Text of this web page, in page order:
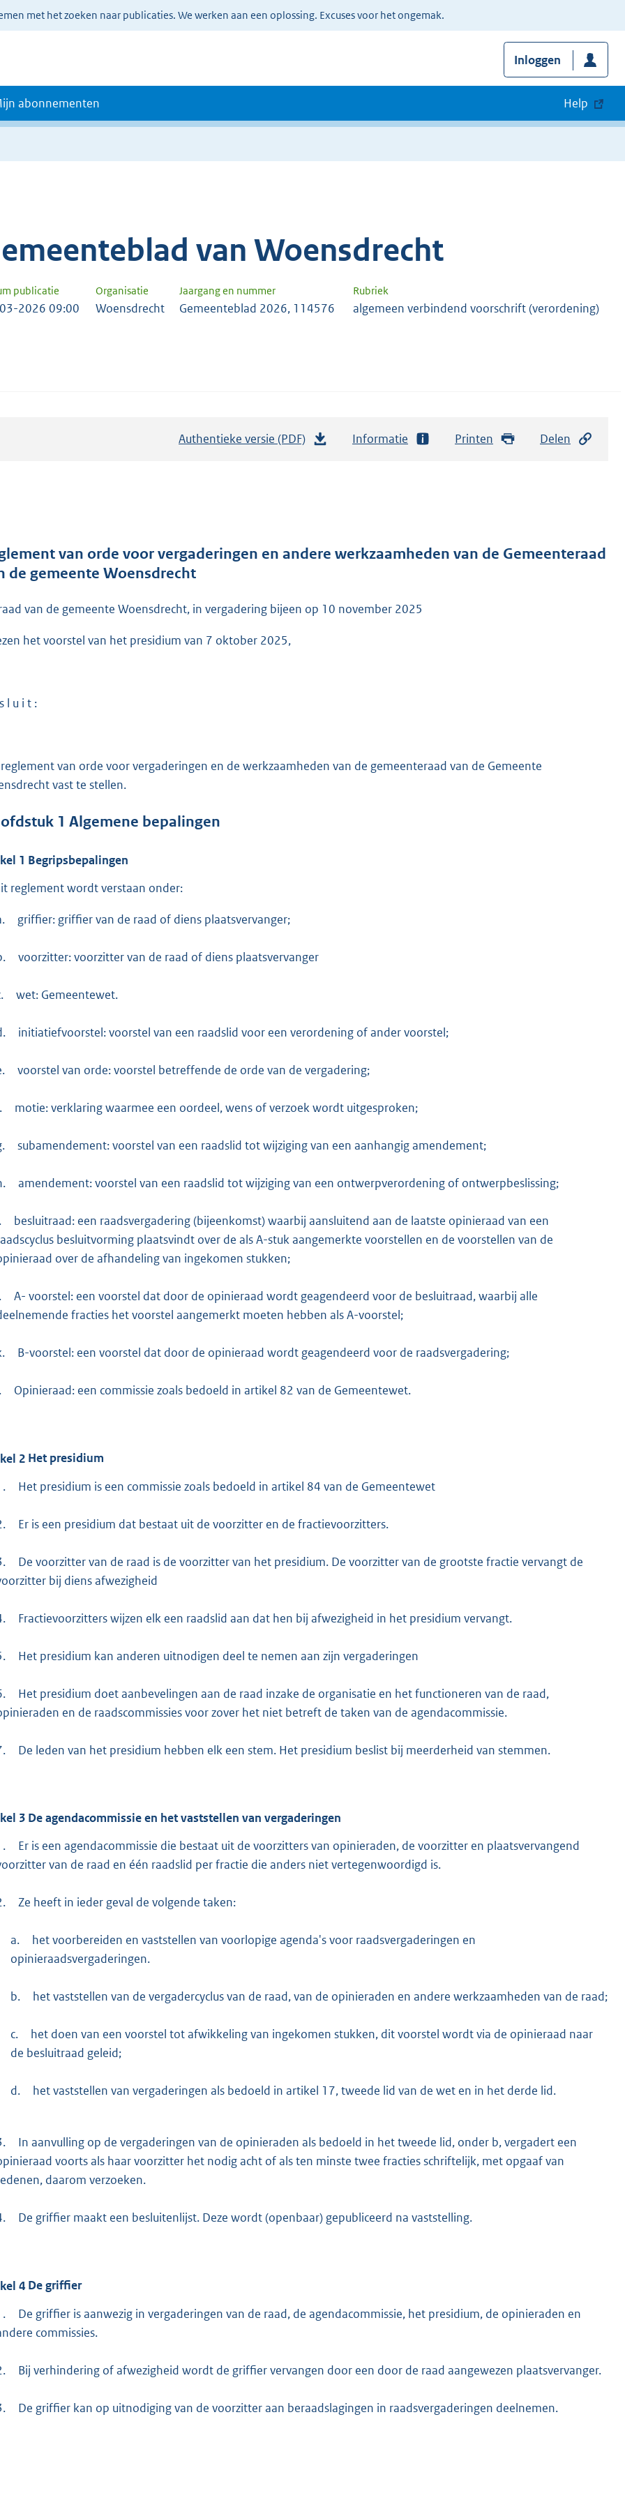
met het zoeken naar publicaties. We werken aan een oplossing. Excuses voor het ongemak.
Inloggen
abonnementen Help
van Woensdrecht
publicatie Organisatie Jaargang en nummer Rubriek
2026 09:00 Woensdrecht Gemeenteblad 2026, 114576 algemeen verbindend voorschrift (verordening)
Authentieke versie (PDF)
d
r
Informatie Printen Delen
van orde voor vergaderingen en andere werkzaamheden van de Gemeenteraad
de gemeente Woensdrecht
van de gemeente Woensdrecht, in vergadering bijeen op 10 november 2025
het voorstel van het presidium van 7 oktober 2025,
l u i t :
van orde voor vergaderingen en de werkzaamheden van de gemeenteraad van de Gemeente
vast te stellen.
1 Algemene bepalingen
1 Begripsbepalingen
reglement wordt verstaan onder:
griffier: griffier van de raad of diens plaatsvervanger;
voorzitter: voorzitter van de raad of diens plaatsvervanger
wet: Gemeentewet.
initiatiefvoorstel: voorstel van een raadslid voor een verordening of ander voorstel;
voorstel van orde: voorstel betreffende de orde van de vergadering;
motie: verklaring waarmee een oordeel, wens of verzoek wordt uitgesproken;
subamendement: voorstel van een raadslid tot wijziging van een aanhangig amendement;
amendement: voorstel van een raadslid tot wijziging van een ontwerpverordening of ontwerpbeslissing;
besluitraad: een raadsvergadering (bijeenkomst) waarbij aansluitend aan de laatste opinieraad van een
besluitvorming plaatsvindt over de als A-stuk aangemerkte voorstellen en de voorstellen van de
over de afhandeling van ingekomen stukken;
A- voorstel: een voorstel dat door de opinieraad wordt geagendeerd voor de besluitraad, waarbij alle
fracties het voorstel aangemerkt moeten hebben als A-voorstel;
B-voorstel: een voorstel dat door de opinieraad wordt geagendeerd voor de raadsvergadering;
Opinieraad: een commissie zoals bedoeld in artikel 82 van de Gemeentewet.
2 Het presidium
Het presidium is een commissie zoals bedoeld in artikel 84 van de Gemeentewet
Er is een presidium dat bestaat uit de voorzitter en de fractievoorzitters.
De voorzitter van de raad is de voorzitter van het presidium. De voorzitter van de grootste fractie vervangt de
bij diens afwezigheid
Fractievoorzitters wijzen elk een raadslid aan dat hen bij afwezigheid in het presidium vervangt.
Het presidium kan anderen uitnodigen deel te nemen aan zijn vergaderingen
Het presidium doet aanbevelingen aan de raad inzake de organisatie en het functioneren van de raad,
en de raadscommissies voor zover het niet betreft de taken van de agendacommissie.
De leden van het presidium hebben elk een stem. Het presidium beslist bij meerderheid van stemmen.
3 De agendacommissie en het vaststellen van vergaderingen
Er is een agendacommissie die bestaat uit de voorzitters van opinieraden, de voorzitter en plaatsvervangend
van de raad en één raadslid per fractie die anders niet vertegenwoordigd is.
Ze heeft in ieder geval de volgende taken:
a.
het voorbereiden en vaststellen van voorlopige agenda's voor raadsvergaderingen en
opinieraadsvergaderingen.
b. het vaststellen van de vergadercyclus van de raad, van de opinieraden en andere werkzaamheden van de raad;
c.
het doen van een voorstel tot afwikkeling van ingekomen stukken, dit voorstel wordt via de opinieraad naar
de besluitraad geleid;
d. het vaststellen van vergaderingen als bedoeld in artikel 17, tweede lid van de wet en in het derde lid.
In aanvulling op de vergaderingen van de opinieraden als bedoeld in het tweede lid, onder b, vergadert een
voorts als haar voorzitter het nodig acht of als ten minste twee fracties schriftelijk, met opgaaf van
daarom verzoeken.
De griffier maakt een besluitenlijst. Deze wordt (openbaar) gepubliceerd na vaststelling.
4 De griffier
De griffier is aanwezig in vergaderingen van de raad, de agendacommissie, het presidium, de opinieraden en
commissies.
Bij verhindering of afwezigheid wordt de griffier vervangen door een door de raad aangewezen plaatsvervanger.
De griffier kan op uitnodiging van de voorzitter aan beraadslagingen in raadsvergaderingen deelnemen.